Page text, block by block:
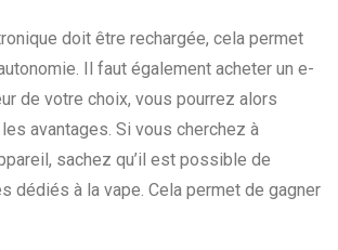
doit être rechargée, cela permet
Il faut également acheter un e-
de votre choix, vous pourrez alors
avantages. Si vous cherchez à
sachez qu’il est possible de
dédiés à la vape. Cela permet de gagner